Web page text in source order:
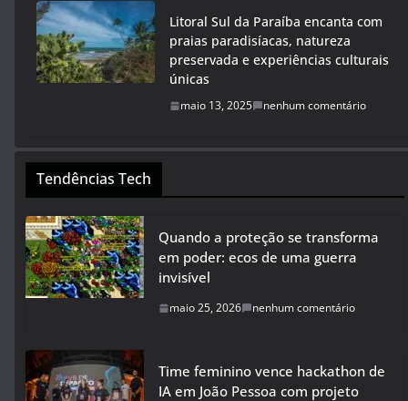
Litoral Sul da Paraíba encanta com
praias paradisíacas, natureza
preservada e experiências culturais
únicas
maio 13, 2025 nenhum comentário
Tendências Tech
Quando a proteção se transforma
em poder: ecos de uma guerra
invisível
maio 25, 2026 nenhum comentário
Time feminino vence hackathon de
IA em João Pessoa com projeto